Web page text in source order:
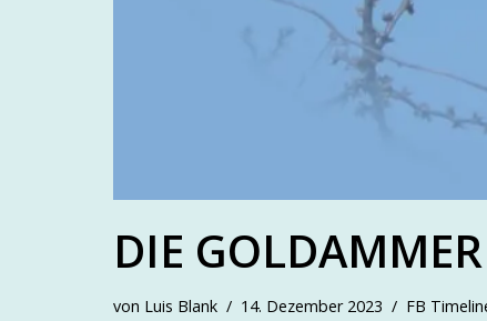
DIE
von Luis Blank 14. Dezember 2023 FB